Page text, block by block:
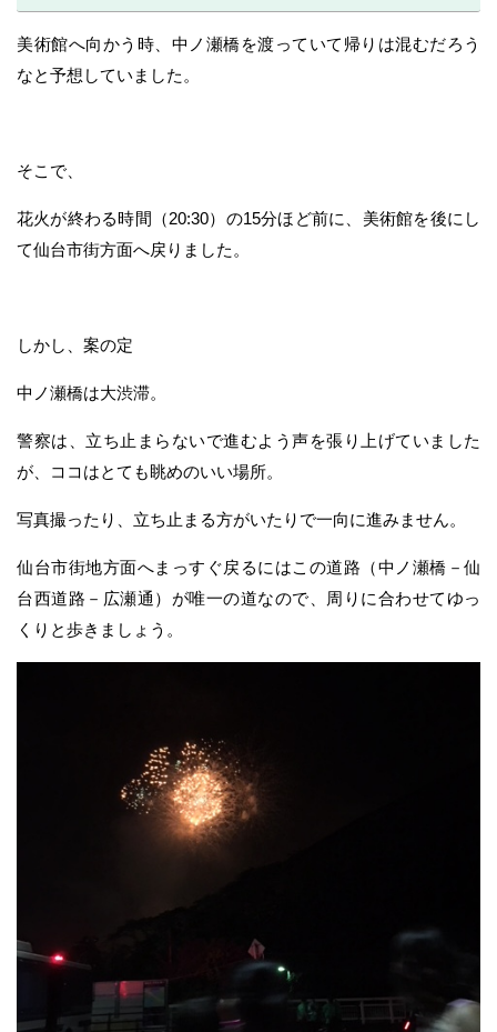
美術館へ向かう時、中ノ瀬橋を渡っていて帰りは混むだろう
なと予想していました。
そこで、
花火が終わる時間（20:30）の15分ほど前に、美術館を後にし
て仙台市街方面へ戻りました。
しかし、案の定
中ノ瀬橋は大渋滞。
警察は、立ち止まらないで進むよう声を張り上げていました
が、ココはとても眺めのいい場所。
写真撮ったり、立ち止まる方がいたりで一向に進みません。
仙台市街地方面へまっすぐ戻るにはこの道路（中ノ瀬橋－仙
台西道路－広瀬通）が唯一の道なので、周りに合わせてゆっ
くりと歩きましょう。